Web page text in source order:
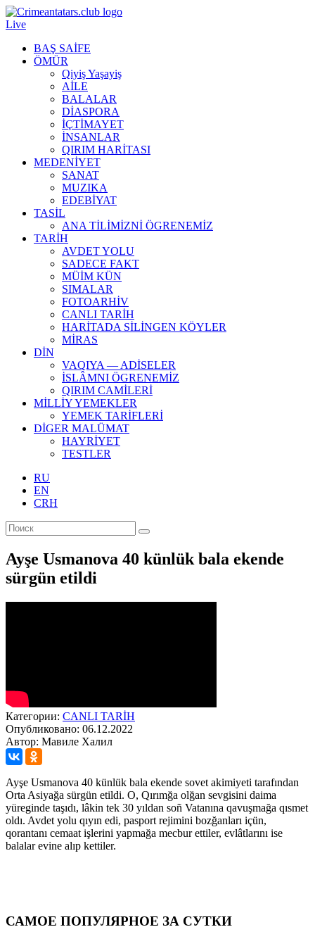
Live
BAŞ SAİFE
ÖMÜR
Qiyiş Yaşayiş
AİLE
BALALAR
DİASPORA
İÇTİMAYET
İNSANLAR
QIRIM HARİTASI
MEDENİYET
SANAT
MUZIKA
EDEBİYAT
TASİL
ANA TİLİMİZNİ ÖGRENEMİZ
TARİH
AVDET YOLU
SADECE FAKT
MÜİM KÜN
SIMАLAR
FOTOARHİV
CANLI TARİH
HARİTADA SİLİNGEN KÖYLER
MİRAS
DİN
VAQIYA — ADİSELER
İSLÂMNI ÖGRENEMİZ
QIRIM CAMİLERİ
MİLLİY YEMEKLER
YEMEK TARİFLERİ
DİGER MALÜMAT
HAYRİYET
TESTLER
RU
EN
CRH
Ayşe Usmanova 40 künlük bala ekende
sürgün etildi
Категории: CANLI TARİH
Опубликовано: 06.12.2022
Автор: Мавиле Халил
Ayşe Usmanova 40 künlük bala ekende sovet akimiyeti tarafından
Orta Asiyağa sürgün etildi. O, Qırımğa olğan sevgisini daima
yüreginde taşıdı, lâkin tek 30 yıldan soñ Vatanına qavuşmağa qısmet
oldı. Avdet yolu qıyın edi, pasport rejimini bozğanları içün,
qorantanı cemaat işlerini yapmağa mecbur ettiler, evlâtlarını ise
balalar evine alıp kettiler.
САМОЕ ПОПУЛЯРНОЕ ЗА СУТКИ